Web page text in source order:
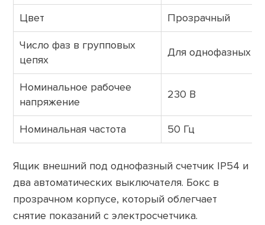
Цвет Прозрачный
Число фаз в групповых
цепях
Для однофазных
Номинальное рабочее
напряжение
230 В
Номинальная частота 50 Гц
Ящик внешний под однофазный счетчик IP54 и
два автоматических выключателя. Бокс в
прозрачном корпусе, который облегчает
снятие показаний с электросчетчика.